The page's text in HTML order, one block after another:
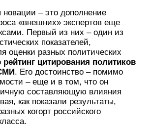
новации – это дополнение
«внешних» экспертов еще
Первый из них – один из
показателей,
оценки разных политических
рейтинг цитирования политиков
. Его достоинство – помимо
– еще и в том, что он
составляющую влияния
как показали результаты,
когорт российского